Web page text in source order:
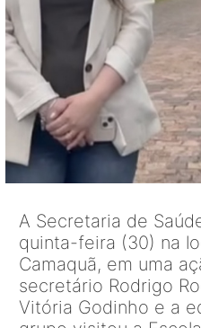
A Secretaria de
quinta-feira (30) na
Camaquã, em uma
secretário Rodrigo
Vitória Godinho e a